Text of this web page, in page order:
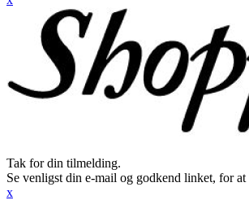
Tak for din tilmelding.
Se venligst din e-mail og godkend linket, for
x